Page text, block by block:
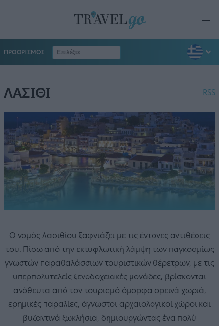
ΠΡΟΟΡΙΣΜΟΣ
ΛΑΣΙΘΙ RSS
O νομός Λασιθίου ξαφνιάζει με τις έντονες αντιθέσεις
του. Πίσω από την εκτυφλωτική λάμψη των παγκοσμίως
γνωστών παραθαλάσσιων τουριστικών θέρετρων, με τις
υπερπολυτελείς ξενοδοχειακές μονάδες, βρίσκονται
ανόθευτα από τον τουρισμό όμορφα ορεινά χωριά,
ερημικές παραλίες, άγνωστοι αρχαιολογικοί χώροι και
βυζαντινά ξωκλήσια, δημιουργώντας ένα πολύ